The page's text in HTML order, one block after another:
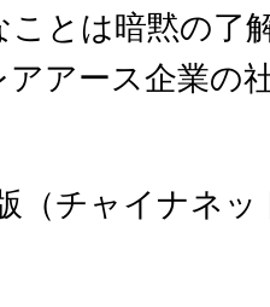
ことは暗黙の了
アース企業の
版（チャイナネ